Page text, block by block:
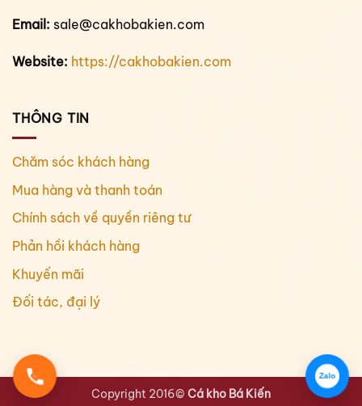
Email: sale@cakhobakien.com
Website: https://cakhobakien.com
THÔNG TIN
Chăm sóc khách hàng
Mua hàng và thanh toán
Chính sách về quyền riêng tư
Phản hồi khách hàng
Khuyến mãi
Đối tác, đại lý
Copyright 2016© Cá kho Bá Kiến
Zalo